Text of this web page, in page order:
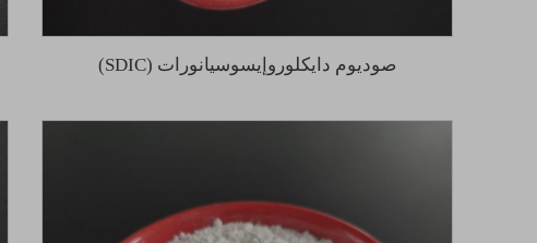
صوديوم دايكلوروإيسوسيانورات (SDIC)